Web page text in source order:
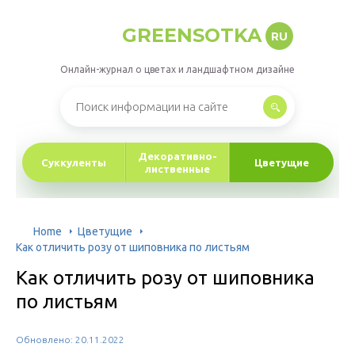
GREENSOTKA RU
Онлайн-журнал о цветах и ландшафтном дизайне
Суккуленты
Декоративно-
лиственные
Цветущие
Home
Цветущие
Как отличить розу от шиповника по листьям
Как отличить розу от шиповника
по листьям
Обновлено: 20.11.2022